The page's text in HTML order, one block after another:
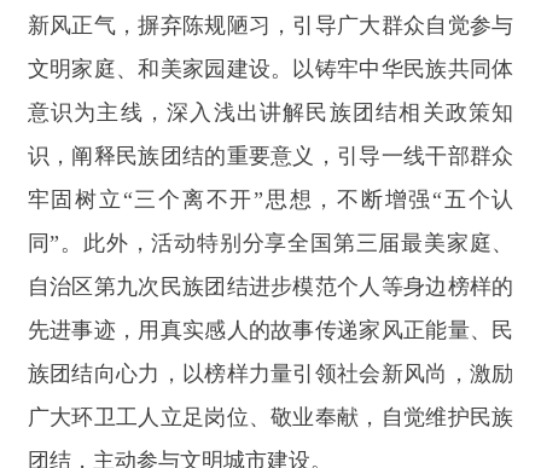
族团结向心力，以榜样力量引领社会新风尚，激励
本次联合宣讲活动，发放科普宣传手册、科普
单页400余份、印有科普内容的洗衣液、洗洁精等
夯实了家庭平安建设根基，更有效推动移风易俗深
入人心，让民族团结之花在基层一线常开常盛。下
一步，阿合奇县将持续深化文化科技卫生“三下
乡”活动，常态化开展“科普母亲”、惠民科普宣讲等
志愿服务活动，聚焦基层群众急难愁盼，丰富科普